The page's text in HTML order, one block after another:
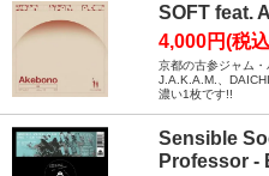
SOFT feat.
4,000円(税
京都の古参ジャム・
J.A.K.A.M.、
濃い1枚です!!
Sensible
Professor -